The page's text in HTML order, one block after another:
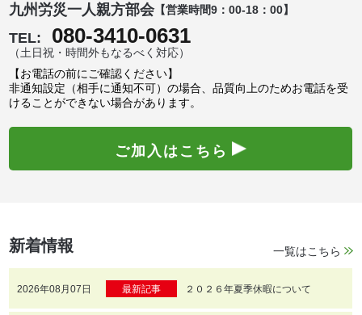
九州労災一人親方部会【営業時間9：00-18：00】
TEL: 080-3410-0631
（土日祝・時間外もなるべく対応）
【お電話の前にご確認ください】
非通知設定（相手に通知不可）の場合、品質向上のためお電話を受
けることができない場合があります。
ご加入はこちら
新着情報
2026年08月07日 最新記事 ２０２６年夏季休暇について
一覧はこちら